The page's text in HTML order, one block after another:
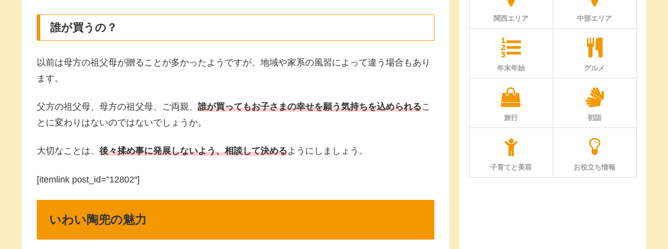
誰が買うの？
以前は母方の祖父母が贈ることが多かったようですが、地域や家系の風習によって違う場合もあり
ます。
父方の祖父母、母方の祖父母、ご両親、 誰が買ってもお子さまの幸せを願う気持ちを込められるこ
とに変わりはないのではないでしょうか。
大切なことは、 後々揉め事に発展しないよう、相談して決めるようにしましょう。
[itemlink post_id=”12802″]
いわい陶兜の魅力
関西エリア 中部エリア
年末年始 グルメ
旅行 初詣
子育てと美容 お役立ち情報